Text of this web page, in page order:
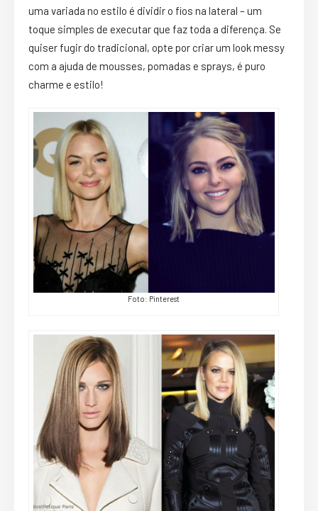
uma variada no estilo é dividir o fios na lateral – um
toque simples de executar que faz toda a diferença. Se
quiser fugir do tradicional, opte por criar um look messy
com a ajuda de mousses, pomadas e sprays, é puro
charme e estilo!
Foto: Pinterest